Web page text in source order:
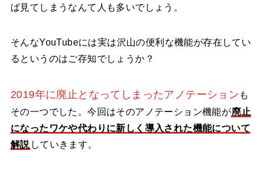
ば見てしまうなんて人も多いでしょう。
そんなYouTubeには実は沢山の便利な機能が存在してい
るというのはご存知でしょうか？
2019年に廃止となってしまったアノテーション も
その一つでした。今回はそのアノテーション機能が廃止
になったワケや代わりに新しく導入された機能について
解説 していきます。